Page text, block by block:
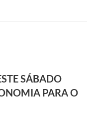
SÁBADO
PARA O